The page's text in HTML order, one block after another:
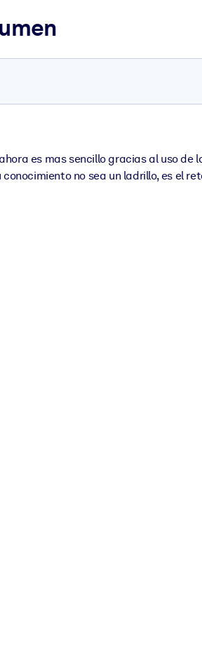
es mas sencillo gracias al uso
no sea un ladrillo, es el